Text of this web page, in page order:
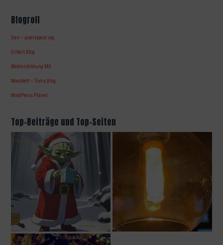
Blogroll
Dan – pixelspace.org
Dilbert Blog
Medienbildung MD
Moosbett – Toms Blog
WordPress Planet
Top-Beiträge und Top-Seiten